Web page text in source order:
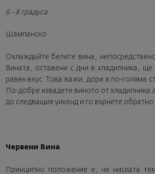
6 - 8 градуса
Шампанско
Oхлаждайте белите вина,
Вината, оставени с дни в хладилника,
равен вкус. Това важи, дори в по-голяма
По-добре извадете виното от хладилника
до следващия уикенд и го върнете обратно
Червени Вина
Принципно положение е, че ниската